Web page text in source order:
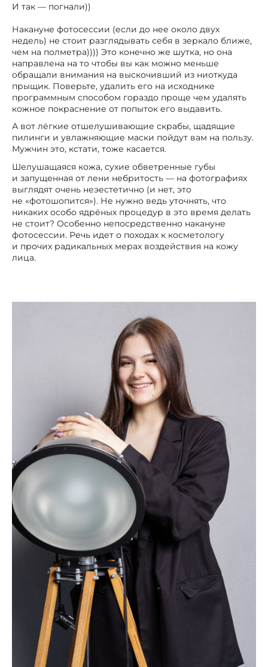
И так — погнали))
Накануне фотосессии (если до нее около двух
недель) не стоит разглядывать себя в зеркало ближе,
чем на полметра)))) Это конечно же шутка, но она
направлена на то чтобы вы как можно меньше
обращали внимания на выскочивший из ниоткуда
прыщик. Поверьте, удалить его на исходнике
программным способом гораздо проще чем удалять
кожное покраснение от попыток его выдавить.
А вот лёгкие отшелушивающие скрабы, щадящие
пилинги и увлажняющие маски пойдут вам на пользу.
Мужчин это, кстати, тоже касается.
Шелушащаяся кожа, сухие обветренные губы
и запущенная от лени небритость — на фотографиях
выглядят очень неэестетично (и нет, это
не «фотошопится»). Не нужно ведь уточнять, что
никаких особо ядрёных процедур в это время делать
не стоит? Особенно непосредственно накануне
фотосессии. Речь идет о походах к косметологу
и прочих радикальных мерах воздействия на кожу
лица.